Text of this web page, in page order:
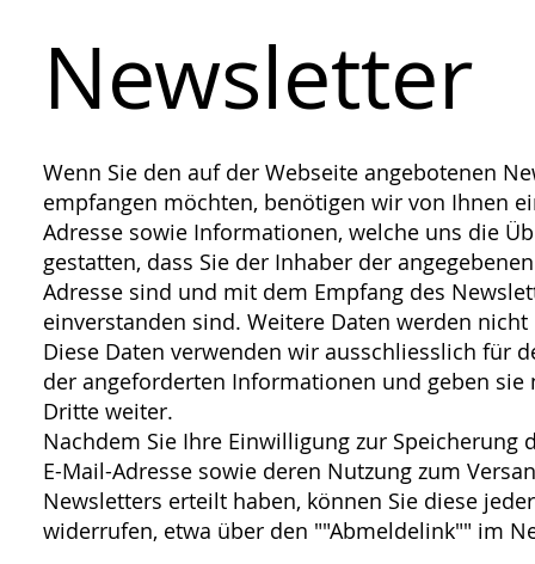
Wenn Sie den auf der Webseite angebotenen
empfangen möchten, benötigen wir von Ihnen
Adresse sowie Informationen, welche uns die
gestatten, dass Sie der Inhaber der
Adresse sind und mit dem Empfang des
einverstanden sind. Weitere Daten werden
Diese Daten verwenden wir ausschliesslich für
der angeforderten Informationen und geben sie
Dritte weiter.
Nachdem Sie Ihre Einwilligung zur Speicherung
E-Mail-Adresse sowie deren Nutzung zum
Newsletters erteilt haben, können Sie diese
widerrufen, etwa über den ""Abmeldelink"" im
Newsletter